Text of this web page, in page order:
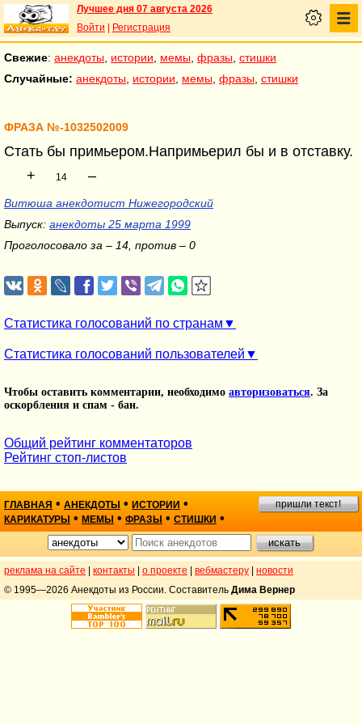
Лучшее дня 07 августа 2026
Войти
Регистрация
Свежие: анекдоты истории мемы фразы стишки
Случайные: анекдоты истории мемы фразы стишки
ФРАЗА №-1032502009
Стать бы примьером.Напримьерил бы и в отставку.
+
14 –
Витюша анекдотист Нижегородский
Выпуск: анекдоты 25 марта 1999
Проголосовало за – 14, против – 0
Статистика голосований по странам
Статистика голосований пользователей
Чтобы оставить комментарии, необходимо авторизоваться. За
оскорбления и спам - бан.
Общий рейтинг комментаторов
Рейтинг стоп-листов
ГЛАВНАЯ • АНЕКДОТЫ • ИСТОРИИ •
КАРИКАТУРЫ • МЕМЫ • ФРАЗЫ • СТИШКИ •
пришли текст!
реклама на сайте контакты о проекте вебмастеру
новости
© 1995—2026 Анекдоты из России. Составитель Дима Вернер